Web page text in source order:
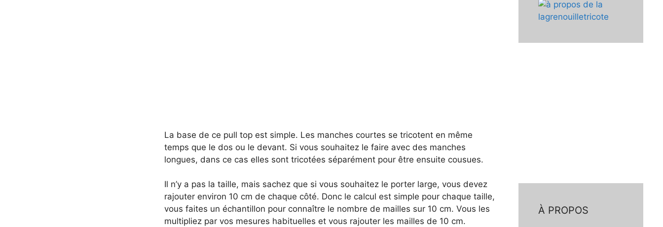
La base de ce pull top est simple. Les manches courtes se tricotent en même
temps que le dos ou le devant. Si vous souhaitez le faire avec des manches
longues, dans ce cas elles sont tricotées séparément pour être ensuite cousues.
Il n’y a pas la taille, mais sachez que si vous souhaitez le porter large, vous devez
rajouter environ 10 cm de chaque côté. Donc le calcul est simple pour chaque taille,
vous faites un échantillon pour connaître le nombre de mailles sur 10 cm. Vous les
multipliez par vos mesures habituelles et vous rajouter les mailles de 10 cm.
À PROPOS